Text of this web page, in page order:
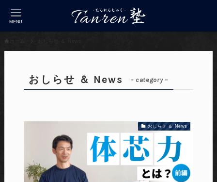
MENU
おしらせ ＆ News – category –
おしらせ ＆ News